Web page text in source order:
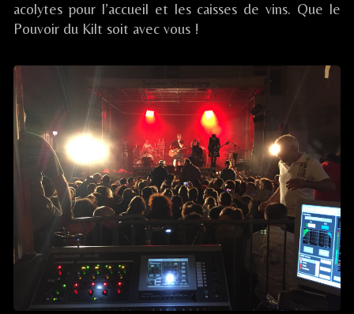
acolytes pour l’accueil et les caisses de vins. Que le
Pouvoir du Kilt soit avec vous !